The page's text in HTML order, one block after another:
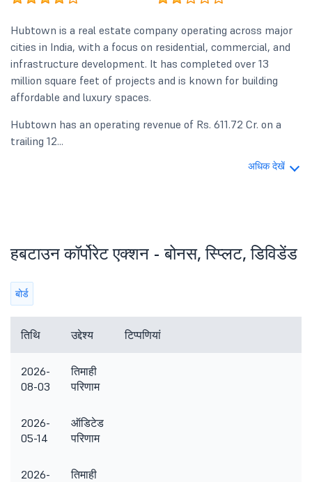
Hubtown is a real estate company operating across major
cities in India, with a focus on residential, commercial, and
infrastructure development. It has completed over 13
million square feet of projects and is known for building
affordable and luxury spaces.
Hubtown has an operating revenue of Rs. 611.72 Cr. on a
trailing 12...
अधिक देखें
हबटाउन कॉर्पोरेट एक्शन - बोनस, स्प्लिट, डिविडेंड
बोर्ड
तिथि उद्देश्य टिप्पणियां
2026-
08-03
तिमाही
परिणाम
2026-
05-14
ऑडिटेड
परिणाम
2026-
तिमाही